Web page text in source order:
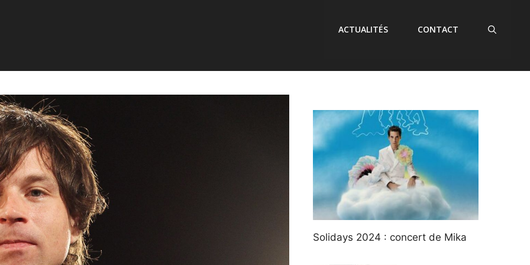
ACTUALITÉS CONTACT
Solidays 2024 : concert de Mika